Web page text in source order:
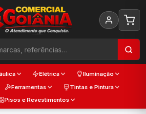
Elétrica
Iluminação
Ferramentas
Tintas e Pintura
Pisos e Revestimentos